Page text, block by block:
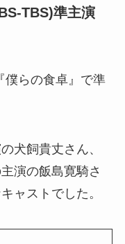
TBS)準主演
僕らの食卓』で準
犬飼貴丈さん、
演の飯島寛騎さ
ャストでした。